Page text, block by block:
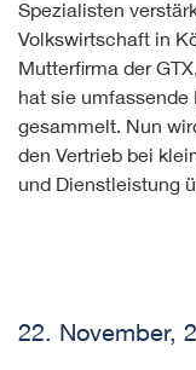
Spezialisten
Volkswirtschaft in
Mutterfirma der
hat sie
gesammelt. Nun
den Vertrieb bei
und Dienstleistung
22. November,